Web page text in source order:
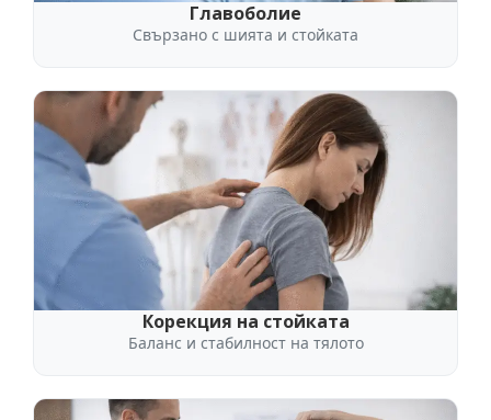
Главоболие
Свързано с шията и стойката
Корекция на стойката
Баланс и стабилност на тялото